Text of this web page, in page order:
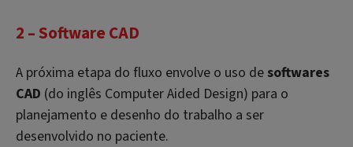
2 – Software CAD
A próxima etapa do fluxo envolve o uso desoftwares
CAD (do inglês Computer Aided Design) para o
planejamento e desenho do trabalho a ser
desenvolvido no paciente.